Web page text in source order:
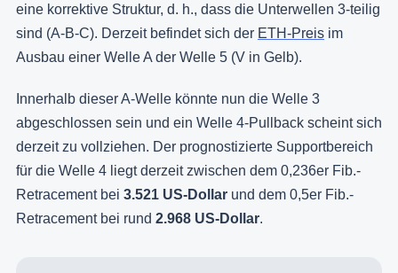
eine korrektive Struktur, d. h., dass die Unterwellen 3-teilig
sind (A-B-C). Derzeit befindet sich der ETH-Preis im
Ausbau einer Welle A der Welle 5 (V in Gelb).
Innerhalb dieser A-Welle könnte nun die Welle 3
abgeschlossen sein und ein Welle 4-Pullback scheint sich
derzeit zu vollziehen. Der prognostizierte Supportbereich
für die Welle 4 liegt derzeit zwischen dem 0,236er Fib.-
Retracement bei 3.521 US-Dollar und dem 0,5er Fib.-
Retracement bei rund 2.968 US-Dollar.